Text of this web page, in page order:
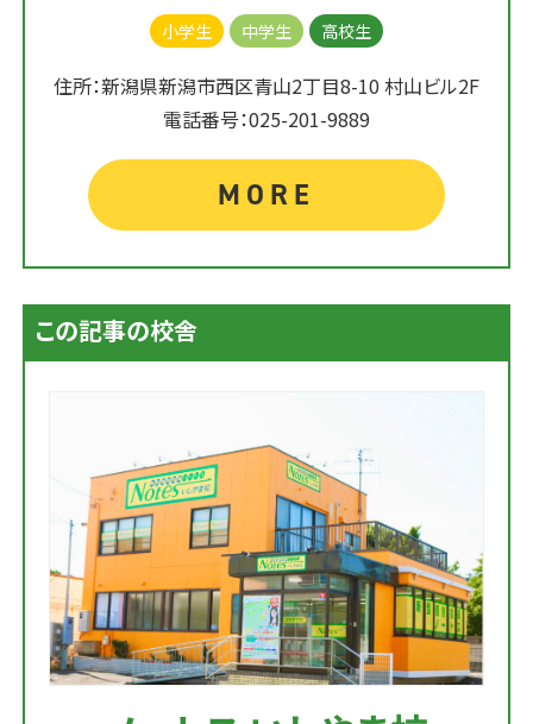
小学生 中学生 高校生
住所：新潟県新潟市西区青山2丁目8-10 村山ビル2F
電話番号：025-201-9889
MORE
この記事の校舎